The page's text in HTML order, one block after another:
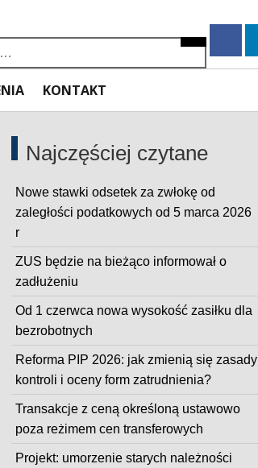
Szukaj
KONTAKT
Najczęściej czytane
Nowe stawki odsetek za zwłokę od
zaległości podatkowych od 5 marca 2026
r
ZUS będzie na bieżąco informował o
zadłużeniu
Od 1 czerwca nowa wysokość zasiłku dla
bezrobotnych
Reforma PIP 2026: jak zmienią się zasady
kontroli i oceny form zatrudnienia?
Transakcje z ceną określoną ustawowo
poza reżimem cen transferowych
Projekt: umorzenie starych należności